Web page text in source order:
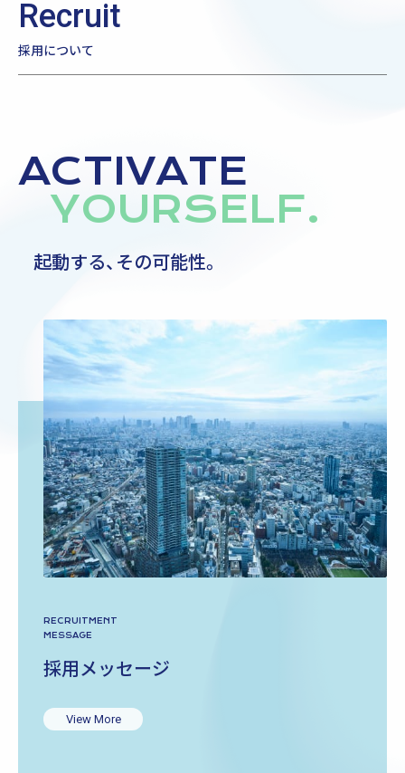
採用について
Recruit
ACTIVATE
YOURSELF.
起動する、その可能性。
RECRUITMENT
MESSAGE
採用メッセージ
View More